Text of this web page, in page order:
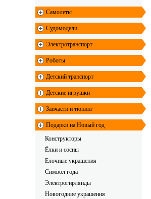
Самолеты
Судомодели
Электротранспорт
Роботы
Детский транспорт
Детские игрушки
Запчасти и тюнинг
Подарки на Новый год
Конструкторы
Ёлки и сосны
Елочные украшения
Символ года
Электрогирлянды
Новогодние украшения